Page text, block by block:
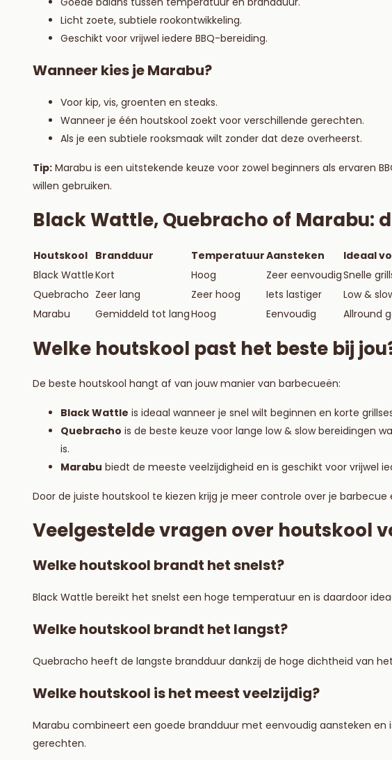
Licht zoete, subtiele rookontwikkeling.
Geschikt voor vrijwel iedere BBQ-bereiding.
Wanneer kies je Marabu?
Voor kip, vis, groenten en steaks.
Wanneer je één houtskool zoekt voor verschillende gerechten.
Als je een subtiele rooksmaak wilt zonder dat deze overheerst.
Tip: Marabu is een uitstekende keuze voor zowel beginners als ervaren
willen gebruiken.
Black Wattle, Quebracho of Marabu:
Houtskool Brandduur TemperatuurAansteken
Ideaal
Black WattleKort Hoog Zeer eenvoudigSnelle
Quebracho Zeer lang Zeer hoog Iets lastiger
Low &
Marabu
Gemiddeld tot langHoog Eenvoudig Allround
Welke houtskool past het beste bij
De beste houtskool hangt af van jouw manier van barbecueën:
Black Wattle is ideaal wanneer je snel wilt beginnen en korte
Quebracho is de beste keuze voor lange low & slow bereidingen
is.
Marabu biedt de meeste veelzijdigheid en is geschikt voor vrijwel
Door de juiste houtskool te kiezen krijg je meer controle over je
Veelgestelde vragen over houtskool
Welke houtskool brandt het snelst?
Black Wattle bereikt het snelst een hoge temperatuur en is daardoor
Welke houtskool brandt het langst?
Quebracho heeft de langste brandduur dankzij de hoge dichtheid van
Welke houtskool is het meest veelzijdig?
Marabu combineert een goede brandduur met eenvoudig aansteken en
gerechten.